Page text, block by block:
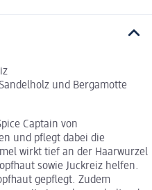
und Bergamotte
Captain von
und pflegt dabei die
wirkt tief an der Haarwurzel
sowie Juckreiz helfen.
gepflegt. Zudem